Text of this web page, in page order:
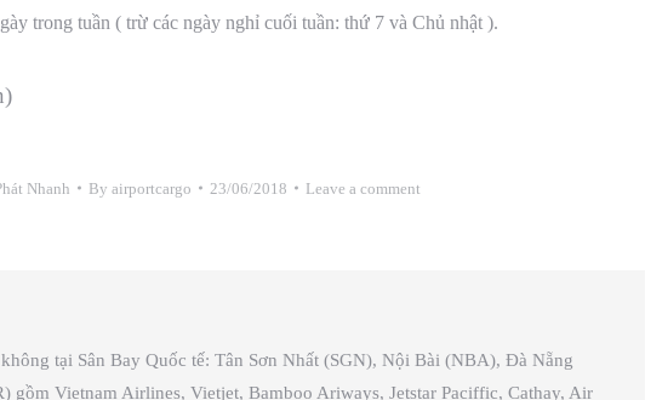
trong tuần ( trừ các ngày nghỉ cuối tuần: thứ 7 và Chủ nhật ).
Nhanh By airportcargo 23/06/2018 Leave a comment
tại Sân Bay Quốc tế: Tân Sơn Nhất (SGN), Nội Bài (NBA), Đà Nẵng
gồm Vietnam Airlines, Vietjet, Bamboo Ariways, Jetstar Paciffic, Cathay, Air